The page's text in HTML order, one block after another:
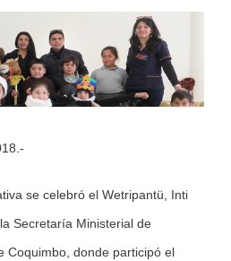
se celebró el Wetripantü, Inti
Secretaría Ministerial de
Coquimbo, donde participó el